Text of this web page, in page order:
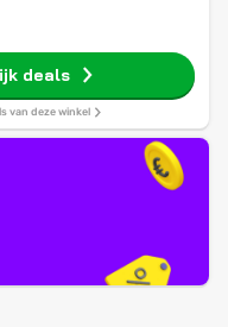
deals
van deze winkel